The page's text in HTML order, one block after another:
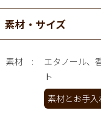
素材・サイズ
素材
エタノール、
ト
素材とお手入